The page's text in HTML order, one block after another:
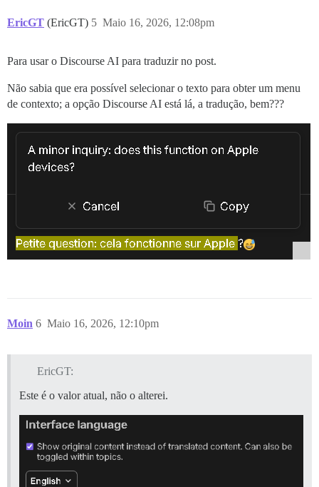
EricGT (EricGT) Maio 16, 2026, 12:08pm
5
Para usar o Discourse AI para traduzir no post.
Não sabia que era possível selecionar o texto para obter um menu
de contexto; a opção Discourse AI está lá, a tradução, bem???
Moin Maio 16, 2026, 12:10pm
6
EricGT:
Este é o valor atual, não o alterei.